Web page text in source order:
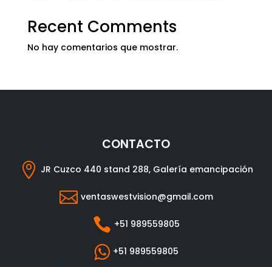
Recent Comments
No hay comentarios que mostrar.
CONTACTO
 JR Cuzco 440 stand 288, Galería emancipación
 ventaswestvision@gmail.com
 +51 989559805
 +51 989559805